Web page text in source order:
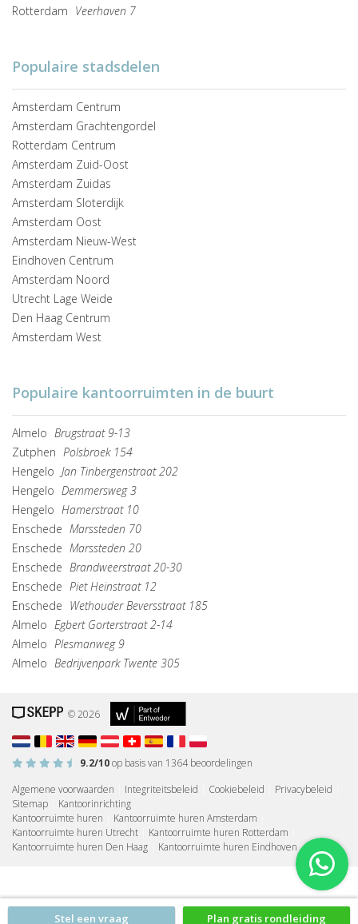
Stel een vraag Plan gratis rondleiding
Rotterdam Veerhaven 7
Populaire stadsdelen
Amsterdam Centrum
Amsterdam Grachtengordel
Rotterdam Centrum
Amsterdam Zuid-Oost
Amsterdam Zuidas
Amsterdam Sloterdijk
Amsterdam Oost
Amsterdam Nieuw-West
Eindhoven Centrum
Amsterdam Noord
Utrecht Lage Weide
Den Haag Centrum
Amsterdam West
Populaire kantoorruimten in de buurt
Almelo Brugstraat 9-13
Zutphen Polsbroek 154
Hengelo Jan Tinbergenstraat 202
Hengelo Demmersweg 3
Hengelo Hamerstraat 10
Enschede Marssteden 70
Enschede Marssteden 20
Enschede Brandweerstraat 20-30
Enschede Piet Heinstraat 12
Enschede Wethouder Beversstraat 185
Almelo Egbert Gorterstraat 2-14
Almelo Plesmanweg 9
Almelo Bedrijvenpark Twente 305
© 2026
9.2/10op basis van 1364beoordelingen
Algemene voorwaarden
Integriteitsbeleid Cookiebeleid Privacybeleid
Sitemap
Kantoorinrichting
Kantoorruimte huren
Kantoorruimte huren Amsterdam
Kantoorruimte huren Utrecht
Kantoorruimte huren Rotterdam
Kantoorruimte huren Den Haag
Kantoorruimte huren Eindhoven